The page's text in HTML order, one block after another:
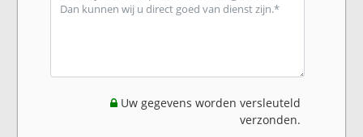
Uw gegevens worden versleuteld
verzonden.